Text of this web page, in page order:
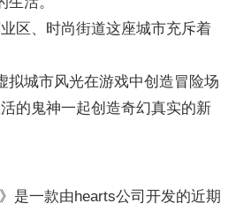
、时尚街道这座城市充斥着
城市风光在游戏中创造冒险场
的鬼神一起创造奇幻真实的新
一款由hearts公司开发的近期